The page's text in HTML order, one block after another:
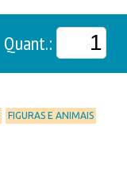
Quant.:
FIGURAS E ANIMAIS